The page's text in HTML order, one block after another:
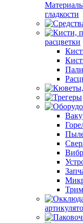
гладкости
расцветки